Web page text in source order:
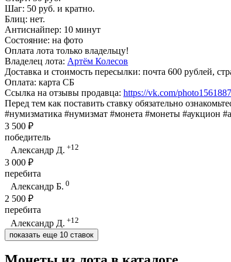
Шаг: 50 руб. и кратно.
Блиц: нет.
Антиснайпер: 10 минут
Состояние: на фото
Оплата лота только владельцу!
Владелец лота: Артём Колесов
Доставка и стоимость пересылки: почта 600 рублей,
Оплата: карта СБ
Ссылка на отзывы продавца: https://vk.com/
Перед тем как поставить ставку обязательно
#нумизматика #нумизмат #монета #монеты #аукцион
3 500 ₽
победитель
Александр Д. +12
3 000 ₽
перебита
Александр Б. 0
2 500 ₽
перебита
Александр Д. +12
показать еще 10 ставок